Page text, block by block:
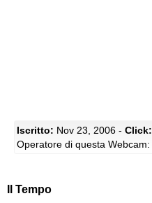
Iscritto: Nov 23, 2006 - Click:
Operatore di questa Webcam:
Il Tempo